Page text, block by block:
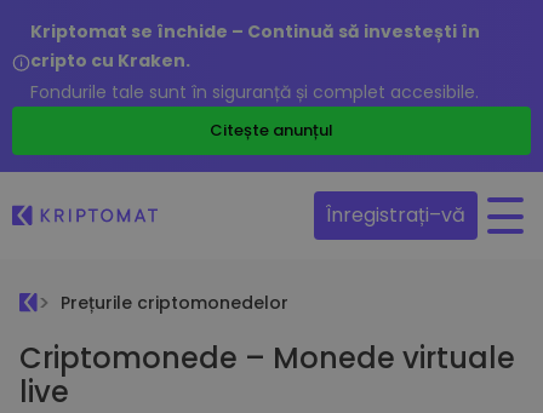
Kriptomat se închide – Continuă să investești în
cripto cu Kraken.
Fondurile tale sunt în siguranță și complet accesibile.
Citește anunțul
Înregistrați–vă
Prețurile criptomonedelor
Criptomonede – Monede virtuale
live